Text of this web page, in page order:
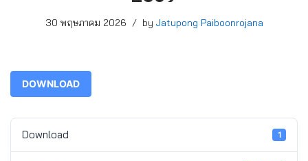
30 พฤษภาคม 2026 by Jatupong Paiboonrojana
DOWNLOAD
Download 1